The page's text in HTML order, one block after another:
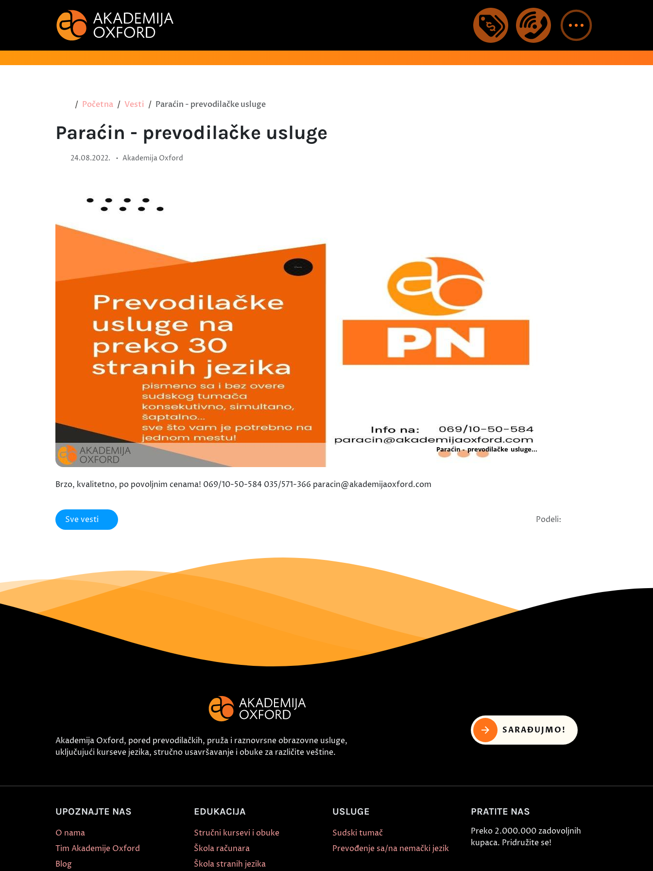
Početna Vesti Paraćin - prevodilačke usluge
Paraćin - prevodilačke usluge
24.08.2022. • Akademija Oxford
Brzo, kvalitetno, po povoljnim cenama! 069/10-50-584 035/571-366 paracin@akademijaoxford.com
Sve vesti Podeli:
Akademija Oxford, pored prevodilačkih, pruža i raznovrsne obrazovne usluge,
uključujući kurseve jezika, stručno usavršavanje i obuke za različite veštine.
SARAĐUJMO!
UPOZNAJTE NAS
O nama
Tim Akademije Oxford
Blog
EDUKACIJA
Stručni kursevi i obuke
Škola računara
Škola stranih jezika
USLUGE
Sudski tumač
Prevođenje sa/na nemački jezik
PRATITE NAS
Preko 2.000.000 zadovoljnih
kupaca. Pridružite se!